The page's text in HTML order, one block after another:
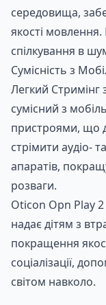
середовища,
якості
спілкування в
Сумісність з
Легкий Стримінг
сумісний з
пристроями, що
стрімити аудіо-
апаратів,
розваги.
Oticon Opn Play
надає дітям з
покращення
соціалізації,
світом навколо.